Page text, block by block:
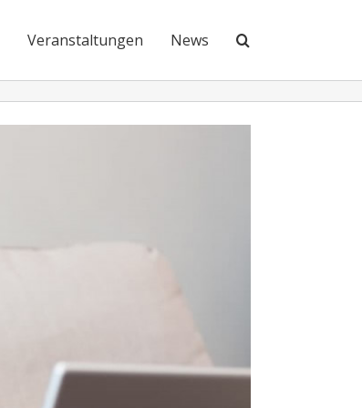
Veranstaltungen News